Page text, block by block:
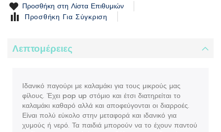
Προσθήκη στη Λίστα Επιθυμιών
Προσθήκη Για Σύγκριση
Λεπτομέρειες
Ιδανικό παγούρι με καλαμάκι για τους μικρούς μας
φίλους. Έχει pop up στόμιο και έτσι διατηρείται το
καλαμάκι καθαρό αλλά και αποφεύγονται οι διαρροές.
Είναι πολύ εύκολο στην μεταφορά και ιδανικό για
χυμούς ή νερό. Τα παιδιά μπορούν να το έχουν παντού